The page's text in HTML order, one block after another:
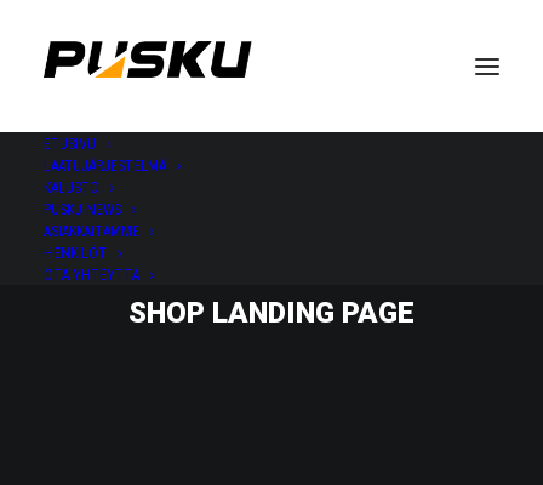
ETUSIVU
LAATUJÄRJESTELMÄ
KALUSTO
PUSKU NEWS
ASIAKKAITAMME
HENKILÖT
OTA YHTEYTTÄ
SHOP LANDING PAGE